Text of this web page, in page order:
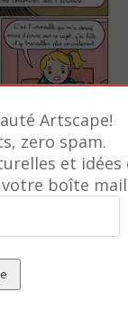
à
amies
Artscape!
zero spam.
et idées
boîte mail